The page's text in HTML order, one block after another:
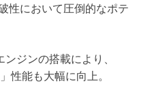
性において圧倒的なポテ
ジンの搭載により、
性能も大幅に向上。